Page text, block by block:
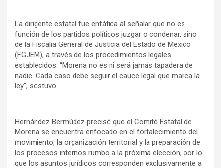
La dirigente estatal fue enfática al señalar que no es
función de los partidos políticos juzgar o condenar, sino
de la Fiscalía General de Justicia del Estado de México
(FGJEM), a través de los procedimientos legales
establecidos. “Morena no es ni será jamás tapadera de
nadie. Cada caso debe seguir el cauce legal que marca la
ley”, sostuvo.
Hernández Bermúdez precisó que el Comité Estatal de
Morena se encuentra enfocado en el fortalecimiento del
movimiento, la organización territorial y la preparación de
los procesos internos rumbo a la próxima elección, por lo
que los asuntos jurídicos corresponden exclusivamente a